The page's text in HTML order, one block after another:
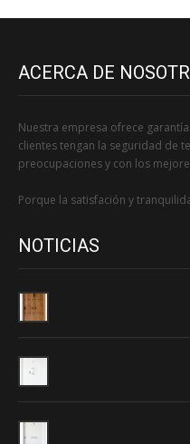
ACERCA DE
Nuestra empresa ofrece
clientes tengan la seguridad de
preocupaciones y con los
Porque la satisfación y
NOTICIAS